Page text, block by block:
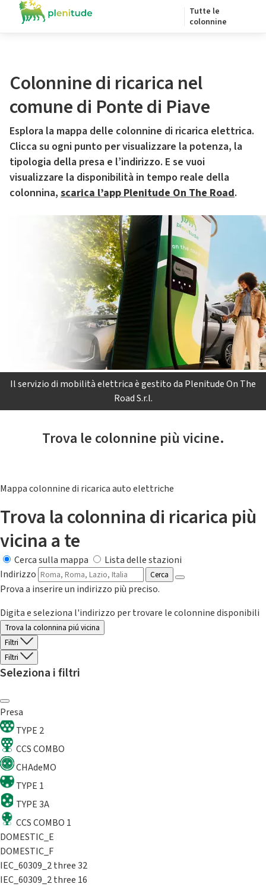
Tutte le
colonnine
Colonnine di ricarica nel
comune di Ponte di Piave
Esplora la mappa delle colonnine di ricarica elettrica.
Clicca su ogni punto per visualizzare la potenza, la
tipologia della presa e l’indirizzo. E se vuoi
visualizzare la disponibilità in tempo reale della
colonnina, scarica l’app Plenitude On The Road.
Il servizio di mobilità elettrica è gestito da Plenitude On The
Road S.r.l.
Trova le colonnine più vicine.
Mappa colonnine di ricarica auto elettriche
Trova la colonnina di ricarica più
vicina a te
Cerca sulla mappa
Lista delle stazioni
Indirizzo
Cerca
Prova a inserire un indirizzo più preciso.
Digita e seleziona l'indirizzo per trovare le colonnine disponibili
Trova la colonnina piú vicina
Filtri
Filtri
Seleziona i filtri
Presa
TYPE 2
CCS COMBO
CHAdeMO
TYPE 1
TYPE 3A
CCS COMBO 1
DOMESTIC_E
DOMESTIC_F
IEC_60309_2 three 32
IEC_60309_2 three 16